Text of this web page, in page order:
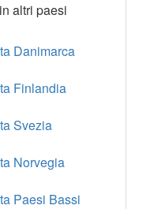
altri paesi
Danimarca
Finlandia
Svezia
Norvegia
Paesi Bassi